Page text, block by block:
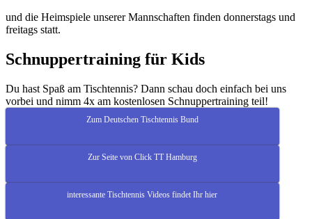
und die Heimspiele unserer Mannschaften finden donnerstags und
freitags statt.
Schnuppertraining für Kids
Du hast Spaß am Tischtennis? Dann schau doch einfach bei uns
vorbei und nimm 4x am kostenlosen Schnuppertraining teil!
Zum Deutschen Tischtennis Bund
Zur Seite von Click TT Hamburg
interessante Tischtennis Videos findet Ihr hier